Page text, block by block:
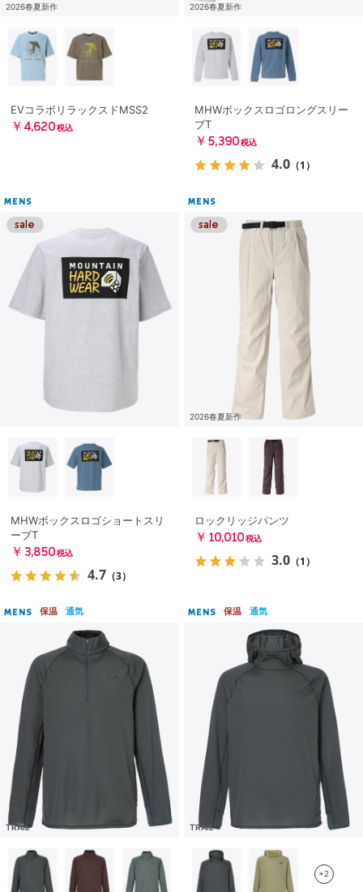
2026春夏新作
EVコラボリラックスドMSS2
￥4,620 税込
2026春夏新作
MHWボックスロゴロングスリー
ブT
￥5,390 税込
4.0 （1）
MENS
MHWボックスロゴショートスリ
ーブT
￥3,850 税込
4.7 （3）
MENS
2026春夏新作
ロックリッジパンツ
￥10,010 税込
3.0 （1）
MENS 保温 通気
TRAIL
MENS 保温 通気
TRAIL
+2